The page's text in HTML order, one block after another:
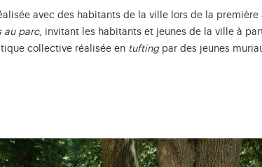
avec des habitants de la ville lors de la
au parc, invitant les habitants et jeunes de la ville à
collective réalisée en tufting par des jeunes